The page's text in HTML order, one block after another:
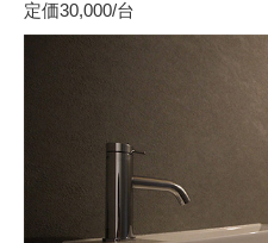
定価30,000/台